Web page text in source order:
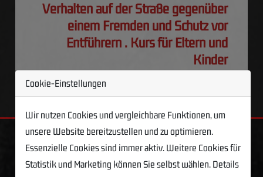
Cookie-Einstellungen
Wir nutzen Cookies und vergleichbare Funktionen, um
unsere Website bereitzustellen und zu optimieren.
Essenzielle Cookies sind immer aktiv. Weitere Cookies für
Statistik und Marketing können Sie selbst wählen. Details
Verhalten auf der Straße gegenüber
einem Fremden und Schutz vor
Entführern . Kurs für Eltern und
Kinder
URBAN SELF DEFENSE ACADEMY
KRAV-MAGA-STREET-DEFENCE